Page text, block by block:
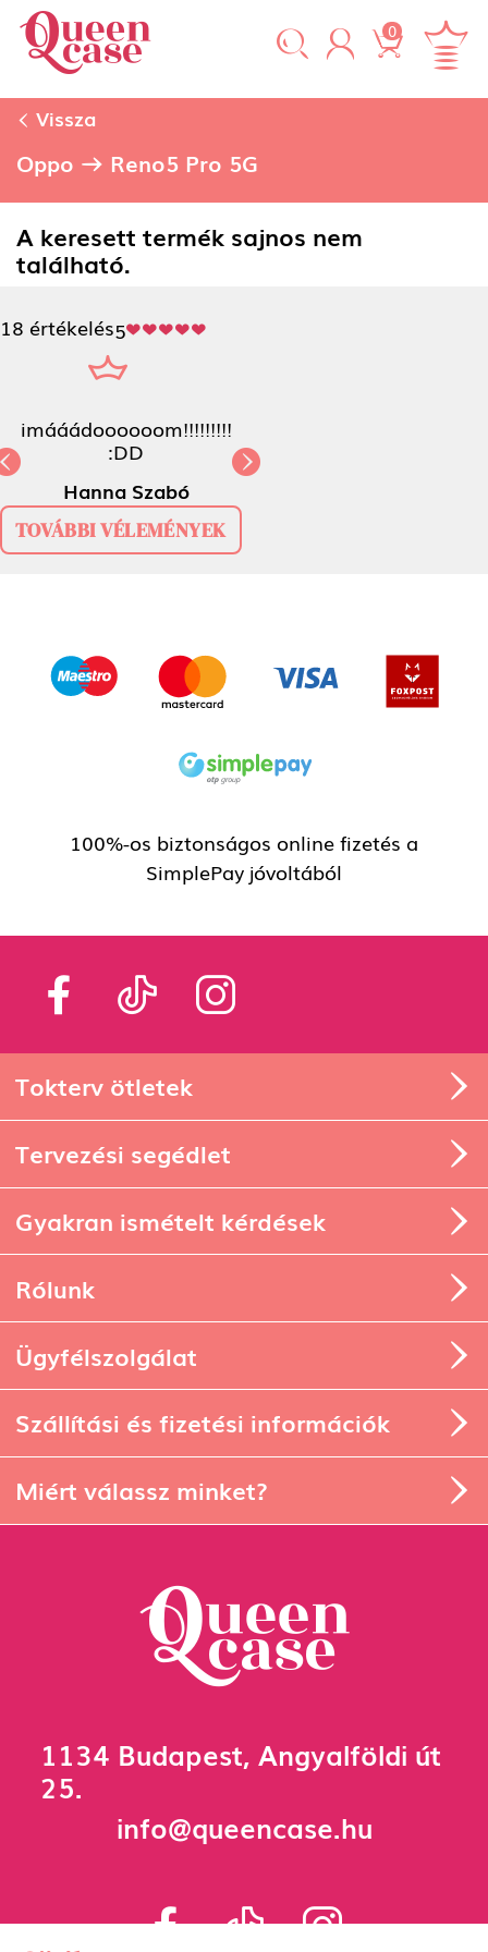
0
Vissza
Oppo Reno5 Pro 5G
A keresett termék sajnos nem
található.
18 értékelés5
imááádoooooom!!!!!!!!!
:DD
Hanna Szabó
Previous Next
TOVÁBBI VÉLEMÉNYEK
100%-os biztonságos online fizetés a
SimplePay jóvoltából
Tokterv ötletek
Tervezési segédlet
Gyakran ismételt kérdések
Rólunk
Ügyfélszolgálat
Szállítási és fizetési információk
Miért válassz minket?
1134 Budapest, Angyalföldi út
25.
info@queencase.hu